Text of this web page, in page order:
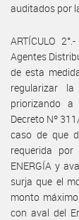
auditados por
ARTÍCULO
Agentes
de esta
regularizar
priorizando a
Decreto Nº
caso de que
requerida por
ENERGÍA y
surja que el
monto
con aval del